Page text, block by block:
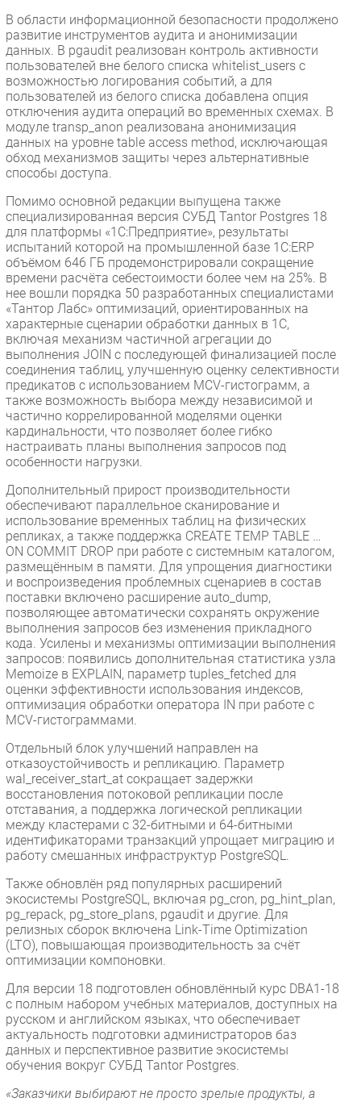
В области информационной безопасности продолжено
развитие инструментов аудита и анонимизации
данных. В pgaudit реализован контроль активности
пользователей вне белого списка whitelist_users с
возможностью логирования событий, а для
пользователей из белого списка добавлена опция
отключения аудита операций во временных схемах. В
модуле transp_anon реализована анонимизация
данных на уровне table access method, исключающая
обход механизмов защиты через альтернативные
способы доступа.
Помимо основной редакции выпущена также
специализированная версия СУБД Tantor Postgres 18
для платформы «1С:Предприятие», результаты
испытаний которой на промышленной базе 1С:ERP
объёмом 646 ГБ продемонстрировали сокращение
времени расчёта себестоимости более чем на 25%. В
нее вошли порядка 50 разработанных специалистами
«Тантор Лабс» оптимизаций, ориентированных на
характерные сценарии обработки данных в 1С,
включая механизм частичной агрегации до
выполнения JOIN с последующей финализацией после
соединения таблиц, улучшенную оценку селективности
предикатов с использованием MCV-гистограмм, а
также возможность выбора между независимой и
частично коррелированной моделями оценки
кардинальности, что позволяет более гибко
настраивать планы выполнения запросов под
особенности нагрузки.
Дополнительный прирост производительности
обеспечивают параллельное сканирование и
использование временных таблиц на физических
репликах, а также поддержка CREATE TEMP TABLE …
ON COMMIT DROP при работе с системным каталогом,
размещённым в памяти. Для упрощения диагностики
и воспроизведения проблемных сценариев в состав
поставки включено расширение auto_dump,
позволяющее автоматически сохранять окружение
выполнения запросов без изменения прикладного
кода. Усилены и механизмы оптимизации выполнения
запросов: появились дополнительная статистика узла
Memoize в EXPLAIN, параметр tuples_fetched для
оценки эффективности использования индексов,
оптимизация обработки оператора IN при работе с
MCV-гистограммами.
Отдельный блок улучшений направлен на
отказоустойчивость и репликацию. Параметр
wal_receiver_start_at сокращает задержки
восстановления потоковой репликации после
отставания, а поддержка логической репликации
между кластерами с 32-битными и 64-битными
идентификаторами транзакций упрощает миграцию и
работу смешанных инфраструктур PostgreSQL.
Также обновлён ряд популярных расширений
экосистемы PostgreSQL, включая pg_cron, pg_hint_plan,
pg_repack, pg_store_plans, pgaudit и другие. Для
релизных сборок включена Link-Time Optimization
(LTO), повышающая производительность за счёт
оптимизации компоновки.
Для версии 18 подготовлен обновлённый курс DBA1-18
с полным набором учебных материалов, доступных на
русском и английском языках, что обеспечивает
актуальность подготовки администраторов баз
данных и перспективное развитие экосистемы
обучения вокруг СУБД Tantor Postgres.
«Заказчики выбирают не просто зрелые продукты, а